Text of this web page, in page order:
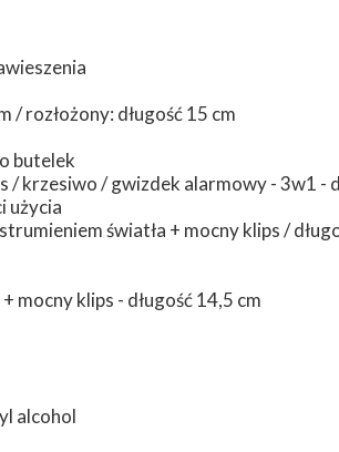
/ rozłożony: długość 15 cm
butelek
krzesiwo / gwizdek alarmowy - 3w1 -
użycia
światła + mocny klips /
mocny klips - długość 14,5 cm
alcohol